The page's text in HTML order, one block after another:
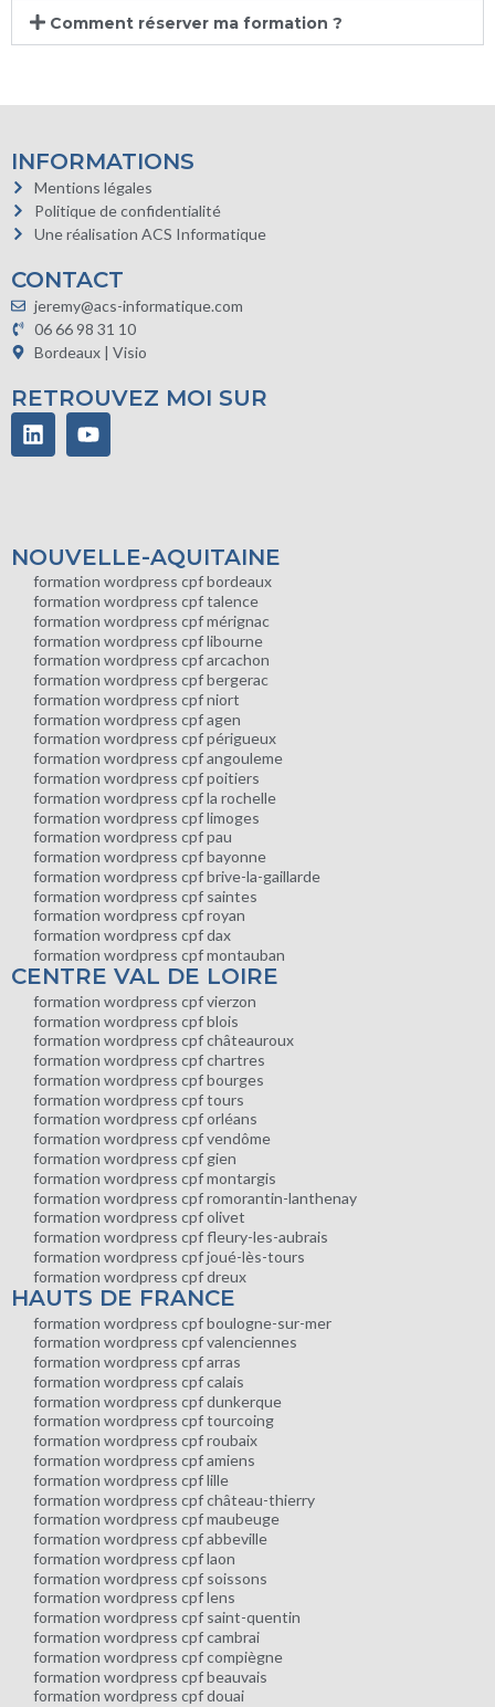
Comment réserver ma formation ?
INFORMATIONS
Mentions légales
Politique de confidentialité
Une réalisation ACS Informatique
CONTACT
jeremy@acs-informatique.com
06 66 98 31 10
Bordeaux | Visio
RETROUVEZ MOI SUR
NOUVELLE-AQUITAINE
formation wordpress cpf bordeaux
formation wordpress cpf talence
formation wordpress cpf mérignac
formation wordpress cpf libourne
formation wordpress cpf arcachon
formation wordpress cpf bergerac
formation wordpress cpf niort
formation wordpress cpf agen
formation wordpress cpf périgueux
formation wordpress cpf angouleme
formation wordpress cpf poitiers
formation wordpress cpf la rochelle
formation wordpress cpf limoges
formation wordpress cpf pau
formation wordpress cpf bayonne
formation wordpress cpf brive-la-gaillarde
formation wordpress cpf saintes
formation wordpress cpf royan
formation wordpress cpf dax
formation wordpress cpf montauban
CENTRE VAL DE LOIRE
formation wordpress cpf vierzon
formation wordpress cpf blois
formation wordpress cpf châteauroux
formation wordpress cpf chartres
formation wordpress cpf bourges
formation wordpress cpf tours
formation wordpress cpf orléans
formation wordpress cpf vendôme
formation wordpress cpf gien
formation wordpress cpf montargis
formation wordpress cpf romorantin-lanthenay
formation wordpress cpf olivet
formation wordpress cpf fleury-les-aubrais
formation wordpress cpf joué-lès-tours
formation wordpress cpf dreux
HAUTS DE FRANCE
formation wordpress cpf boulogne-sur-mer
formation wordpress cpf valenciennes
formation wordpress cpf arras
formation wordpress cpf calais
formation wordpress cpf dunkerque
formation wordpress cpf tourcoing
formation wordpress cpf roubaix
formation wordpress cpf amiens
formation wordpress cpf lille
formation wordpress cpf château-thierry
formation wordpress cpf maubeuge
formation wordpress cpf abbeville
formation wordpress cpf laon
formation wordpress cpf soissons
formation wordpress cpf lens
formation wordpress cpf saint-quentin
formation wordpress cpf cambrai
formation wordpress cpf compiègne
formation wordpress cpf beauvais
formation wordpress cpf douai